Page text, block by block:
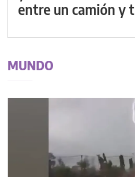
entre un camión y
MUNDO